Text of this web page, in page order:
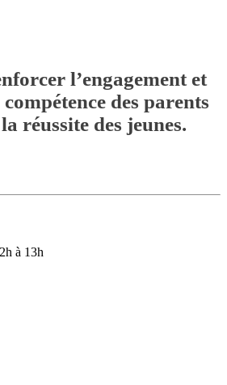
l’engagement et
des parents
réussite des jeunes.
à 13h